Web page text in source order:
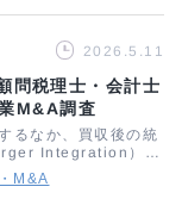
2026.5.11
問税理士・会計士
M&A調査
るなか、買収後の統
Integration）を
への期待がこれまで
ル・コンサルティン
M&A